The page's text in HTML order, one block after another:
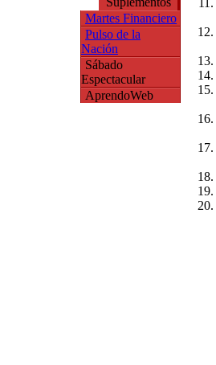
Martes Financiero
Pulso de la
Nación
Sábado
Espectacular
AprendoWeb